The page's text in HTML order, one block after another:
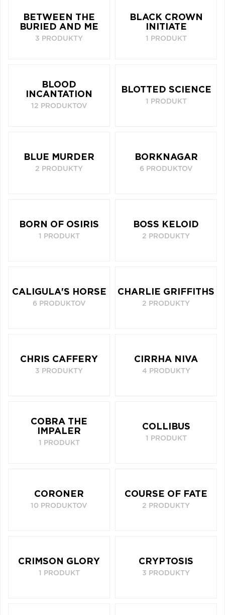
BETWEEN THE
BURIED AND ME
3 PRODUKTY
BLACK CROWN
INITIATE
1 PRODUKT
BLOOD
INCANTATION
12 PRODUKTOV
BLOTTED SCIENCE
1 PRODUKT
BLUE MURDER
2 PRODUKTY
BORKNAGAR
6 PRODUKTOV
BORN OF OSIRIS
1 PRODUKT
BOSS KELOID
2 PRODUKTY
CALIGULA'S HORSE
6 PRODUKTOV
CHARLIE GRIFFITHS
2 PRODUKTY
CHRIS CAFFERY
3 PRODUKTY
CIRRHA NIVA
4 PRODUKTY
COBRA THE
IMPALER
1 PRODUKT
COLLIBUS
1 PRODUKT
CORONER
10 PRODUKTOV
COURSE OF FATE
2 PRODUKTY
CRIMSON GLORY
1 PRODUKT
CRYPTOSIS
3 PRODUKTY